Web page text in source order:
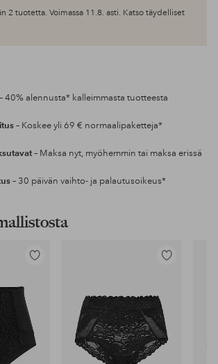
2 tuotetta. Voimassa 11.8. asti. Katso täydelliset
– 40% alennusta* kalleimmasta tuotteesta
– Koskee yli 69 € normaalipaketteja*
– Maksa nyt, myöhemmin tai maksa erissä
– 30 päivän vaihto- ja palautusoikeus*
Lisää
Lisää